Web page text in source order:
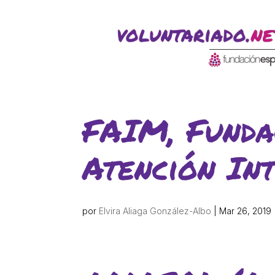
FAIM,
Atención
por Elvira Aliaga González-Albo Mar 26, 2019
ACTIVITATS D'ESTIU